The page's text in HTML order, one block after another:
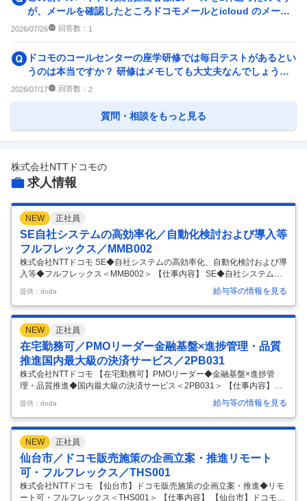
20 件 34件
が、メールを確認したところドコモメールとicloud のメール
のどちらの送信済...
2026/07/26 回答数： 1
ドコモのコールセンターの座学研修では毎日テストがあるとい
うのは本当ですか？ 研修はメモしても大丈夫なんでしょう
か？
2026/07/17 回答数： 2
質問・相談をもっと見る
株式会社NTTドコモの
求人情報
NEW 正社員
SE自社システムの高効率化／自動化検討および導入等
フルフレックス／MMB002
株式会社NTTドコモ SE◆自社システムの高効率化、自動化検討および導
入等◆フルフレックス＜MMB002＞ 【仕事内容】 SE◆自社システムの
高効率化、自動化検討および導入等◆フルフレックス＜MMB002＞ 【具
体的な仕事内容】 ～月平均残業10H／パートナー企業と連携したメディ
アシステムの運用開発など／フルフレックス～ ■職務内容 ・パートナー
企業と連携したメディアシステムの運用開発 ・パートナー企業への指
示、社内関連部署との調整業務 ・自社システムの高効率化、自動化検討
および導入 ・FinOps/AIOpsによるシステムの効率的運用な改革 ・AIを
駆使した運用開発業務の自動化 ・担当システ…
提供：doda 給与等の情報を見る
NEW 正社員
在宅勤務可／PMOリーダー金融基盤×進捗管理・品質
推進国内最大級の決済サービス／2PB031
株式会社NTTドコモ 【在宅勤務可】PMOリーダー◆金融基盤×進捗管
理・品質推進◆国内最大級の決済サービス＜2PB031＞ 【仕事内容】
【在宅勤務可】PMOリーダー◆金融基盤×進捗管理・品質推進◆国内最
大級の決済サービス＜2PB031＞ 【具体的な仕事内容】 金融基盤×PMO
業務×大規模プロジェクト経験/フルフレックス/リモート可 ■概要 NTTド
コモのスマートライフ事業を支えるキャッシュレス決済サービス「d払
い」の基幹システム開発におけるPMO業務を担うポジションです。国内
最大規模の決済サービスの進化を支える大規模プロジェクトに参画し、
進捗管理や品質改善を推進します。金融業界の法令遵守やシ
提供：doda 給与等の情報を見る
NEW 正社員
仙台市／ドコモ販売施策の企画立案・推進リモート
可・フルフレックス／THS001
株式会社NTTドコモ 【仙台市】ドコモ販売施策の企画立案・推進◆リモ
ート可・フルフレックス＜THS001＞ 【仕事内容】 【仙台市】ドコモ販